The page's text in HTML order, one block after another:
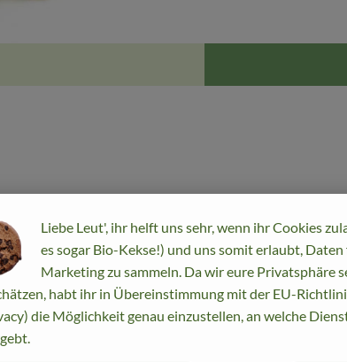
Sprachen entstandenen Abwandlungen gehen
den Mangold und die Rote Beete.Mit der Zeit hat er
Liebe Leut', ihr helft uns sehr, wenn ihr Cookies
es sogar Bio-Kekse!) und uns somit erlaubt,
Marketing zu sammeln. Da wir eure Privatsphäre
habt ihr in Übereinstimmung mit der EU-
die Möglichkeit genau einzustellen, an welche